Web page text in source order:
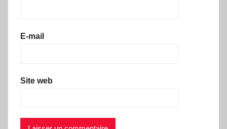
E-mail
Site web